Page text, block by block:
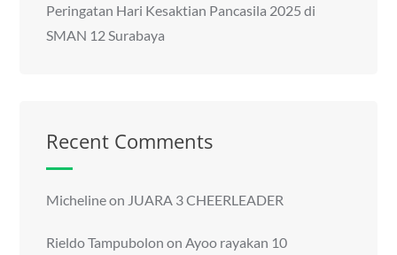
Peringatan Hari Kesaktian Pancasila 2025 di
SMAN 12 Surabaya
Recent Comments
Michelineon JUARA 3 CHEERLEADER
Rieldo Tampubolon on Ayoo rayakan 10